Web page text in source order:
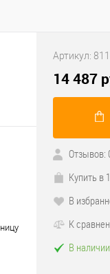
Артикул:
14 487
Отзывов:
Купить в
В
К
В наличии